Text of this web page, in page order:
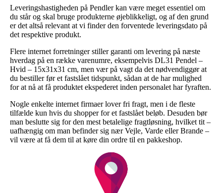
Leveringshastigheden på Pendler kan være meget essentiel om
du står og skal bruge produkterne øjeblikkeligt, og af den grund
er det altså relevant at vi finder den forventede leveringsdato på
det respektive produkt.
Flere internet forretninger stiller garanti om levering på næste
hverdag på en række varenumre, eksempelvis DL31 Pendel –
Hvid – 15x31x31 cm, men vær på vagt da det nødvendiggør at
du bestiller før et fastslået tidspunkt, sådan at de har mulighed
for at nå at få produktet ekspederet inden personalet har fyraften.
Nogle enkelte internet firmaer lover fri fragt, men i de fleste
tilfælde kun hvis du shopper for et fastslået beløb. Desuden bør
man beslutte sig for den mest betalelige fragtløsning, hvilket tit –
uafhængig om man befinder sig nær Vejle, Varde eller Brande –
vil være at få dem til at køre din ordre til en pakkeshop.